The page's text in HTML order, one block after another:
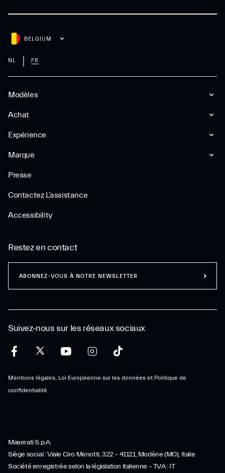
Modèles
Achat
Expérience
Marque
Presse
Contactez L’assistance
Accessibility
BELGIUM
NL FR
Suivez-nous sur les réseaux sociaux
Mentions légales, Loi Européenne sur les données et Politique de
confidentialité
Restez en contact
ABONNEZ-VOUS À NOTRE NEWSLETTER
Maserati S.p.A.
Siège social : Viale Ciro Menotti, 322 – 41121, Modène (MO), Italie
Société enregistrée selon la législation italienne – TVA : IT